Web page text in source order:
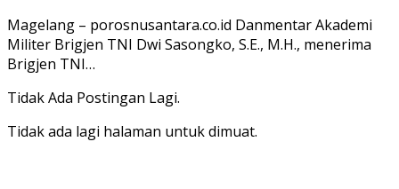
Magelang – porosnusantara.co.id Danmentar Akademi
Militer Brigjen TNI Dwi Sasongko, S.E., M.H., menerima
Brigjen TNI…
Tidak Ada Postingan Lagi.
Tidak ada lagi halaman untuk dimuat.